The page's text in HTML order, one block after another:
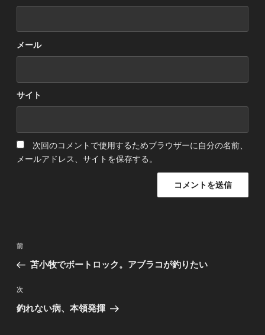
メール
サイト
次回のコメントで使用するためブラウザーに自分の名前、
メールアドレス、サイトを保存する。
投
ビ
ゲ
前
の
稿
前
苫小牧でボートロック。アブラコが釣りたい
次
の
次
釣れない病、本領発揮